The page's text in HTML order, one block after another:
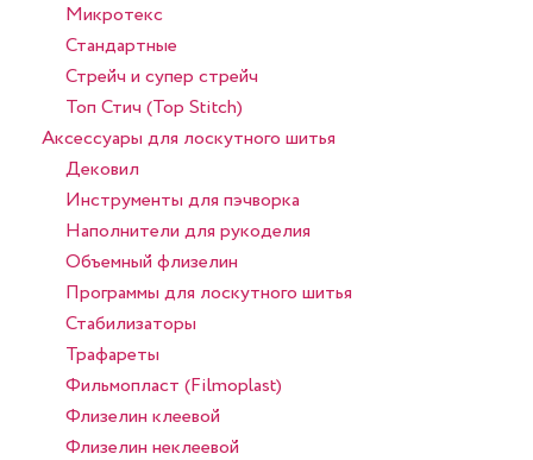
Микротекс
Стандартные
Стрейч и супер стрейч
Топ Стич (Top Stitch)
Аксессуары для лоскутного шитья
Дековил
Инструменты для пэчворка
Наполнители для рукоделия
Объемный флизелин
Программы для лоскутного шитья
Стабилизаторы
Трафареты
Фильмопласт (Filmoplast)
Флизелин клеевой
Флизелин неклеевой